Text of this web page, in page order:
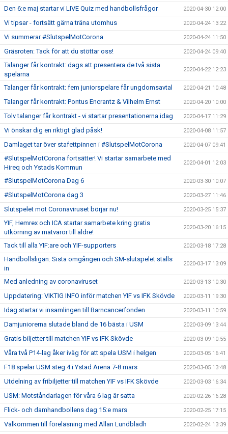
Den 6:e maj startar vi LIVE Quiz med handbollsfrågor 2020-04-30 12:00
Vi tipsar - fortsätt gärna träna utomhus 2020-04-24 13:22
Vi summerar #SlutspelMotCorona 2020-04-24 11:50
Gräsroten: Tack för att du stöttar oss! 2020-04-24 09:40
Talanger får kontrakt: dags att presentera de två sista
spelarna
2020-04-22 12:23
Talanger får kontrakt: fem juniorspelare får ungdomsavtal 2020-04-21 10:48
Talanger får kontrakt: Pontus Encrantz & Vilhelm Ernst 2020-04-20 10:00
Tolv talanger får kontrakt - vi startar presentationerna idag 2020-04-17 11:29
Vi önskar dig en riktigt glad påsk! 2020-04-08 11:57
Damlaget tar över stafettpinnen i #SlutspelMotCorona 2020-04-07 09:41
#SlutspelMotCorona fortsätter! Vi startar samarbete med
Hireq och Ystads Kommun
2020-04-01 12:03
#SlutspelMotCorona Dag 6 2020-03-30 10:07
#SlutspelMotCorona dag 3 2020-03-27 11:46
Slutspelet mot Coronaviruset börjar nu! 2020-03-25 15:37
YIF, Hemrex och ICA startar samarbete kring gratis
utkörning av matvaror till äldre!
2020-03-20 16:15
Tack till alla YIF:are och YIF-supporters 2020-03-18 17:28
Handbollsligan: Sista omgången och SM-slutspelet ställs
in
2020-03-17 13:09
Med anledning av coronaviruset 2020-03-13 10:30
Uppdatering: VIKTIG INFO inför matchen YIF vs IFK Skövde 2020-03-11 19:30
Idag startar vi insamlingen till Barncancerfonden 2020-03-11 10:59
Damjuniorerna slutade bland de 16 bästa i USM 2020-03-09 13:44
Gratis biljetter till matchen YIF vs IFK Skövde 2020-03-09 10:55
Våra två P14-lag åker iväg för att spela USM i helgen 2020-03-05 16:41
F18 spelar USM steg 4 i Ystad Arena 7-8 mars 2020-03-05 13:48
Utdelning av fribiljetter till matchen YIF vs IFK Skövde 2020-03-03 16:34
USM: Motståndarlagen för våra 6 lag är satta 2020-02-26 16:28
Flick- och damhandbollens dag 15:e mars 2020-02-25 17:15
Välkommen till föreläsning med Allan Lundbladh 2020-02-24 13:39